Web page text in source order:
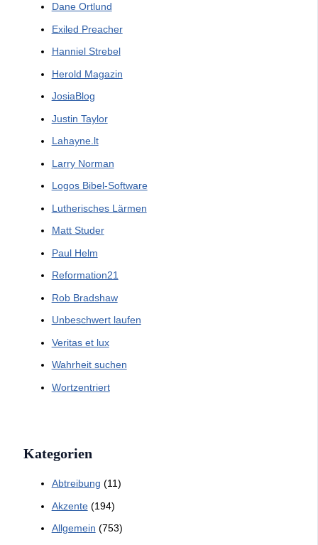
Dane Ortlund
Exiled Preacher
Hanniel Strebel
Herold Magazin
JosiaBlog
Justin Taylor
Lahayne.lt
Larry Norman
Logos Bibel-Software
Lutherisches Lärmen
Matt Studer
Paul Helm
Reformation21
Rob Bradshaw
Unbeschwert laufen
Veritas et lux
Wahrheit suchen
Wortzentriert
Kategorien
Abtreibung (11)
Akzente(194)
Allgemein (753)